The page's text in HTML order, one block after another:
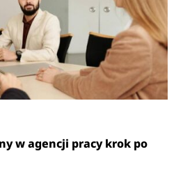
w agencji pracy krok po